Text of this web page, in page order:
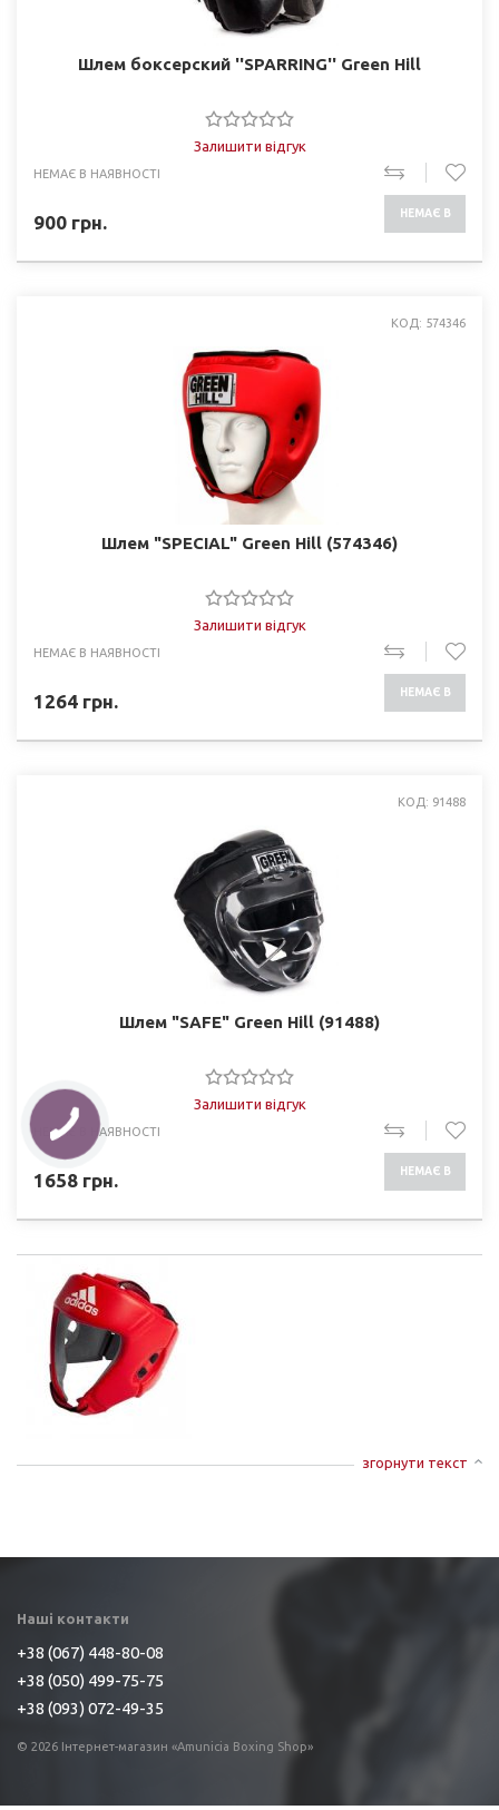
Шлем боксерский ''SPARRING'' Green Hill
Залишити відгук
НЕМАЄ В НАЯВНОСТІ
900 грн. НЕМАЄ В
КОД: 574346
Шлем "SPECIAL" Green Hill (574346)
Залишити відгук
НЕМАЄ В НАЯВНОСТІ
1264 грн. НЕМАЄ В
КОД: 91488
Шлем "SAFE" Green Hill (91488)
Залишити відгук
НЕМАЄ В НАЯВНОСТІ
1658 грн. НЕМАЄ В
згорнути текст
Наші контакти
+38 (067) 448-80-08
+38 (050) 499-75-75
+38 (093) 072-49-35
© 2026 Інтернет-магазин «Amunicia Boxing Shop»